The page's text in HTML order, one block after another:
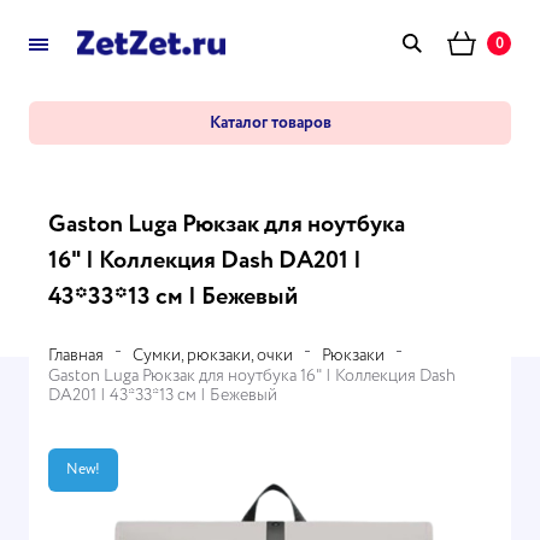
0
Каталог товаров
Gaston Luga Рюкзак для ноутбука
16" | Коллекция Dash DA201 |
43*33*13 см | Бежевый
Главная Сумки, рюкзаки, очки
Рюкзаки
Gaston Luga Рюкзак для ноутбука 16" | Коллекция Dash
DA201 | 43*33*13 см | Бежевый
New!